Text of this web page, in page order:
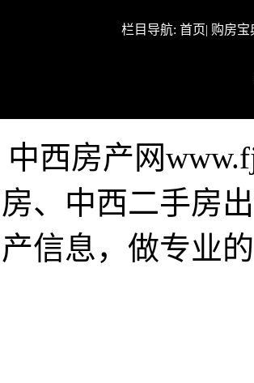
栏目导航: 首页| 购房宝
中西房产网
房、中西二手房
产信息，做专业